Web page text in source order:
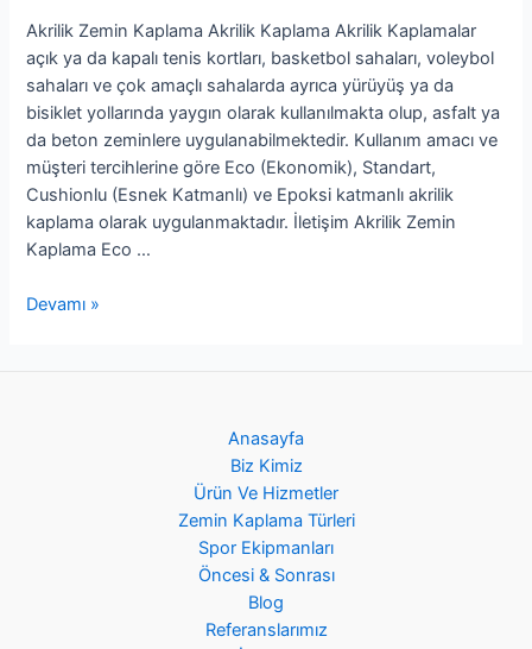
Akrilik Zemin Kaplama Akrilik Kaplama Akrilik Kaplamalar
açık ya da kapalı tenis kortları, basketbol sahaları, voleybol
sahaları ve çok amaçlı sahalarda ayrıca yürüyüş ya da
bisiklet yollarında yaygın olarak kullanılmakta olup, asfalt ya
da beton zeminlere uygulanabilmektedir. Kullanım amacı ve
müşteri tercihlerine göre Eco (Ekonomik), Standart,
Cushionlu (Esnek Katmanlı) ve Epoksi katmanlı akrilik
kaplama olarak uygulanmaktadır. İletişim Akrilik Zemin
Kaplama Eco …
Devamı »
Anasayfa
Biz Kimiz
Ürün Ve Hizmetler
Zemin Kaplama Türleri
Spor Ekipmanları
Öncesi & Sonrası
Blog
Referanslarımız